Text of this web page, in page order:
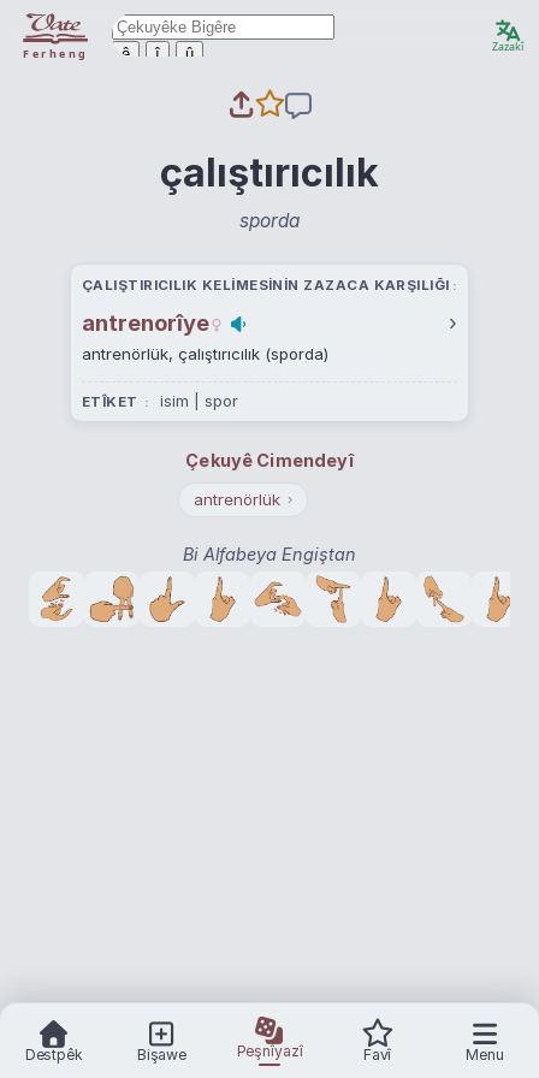
Ferheng ê î û Zazakî
çalıştırıcılık
sporda
ÇALIŞTIRICILIK KELIMESININ ZAZACA KARŞILIĞI
antrenorîye ›
antrenörlük, çalıştırıcılık (sporda)
ETÎKET isim | spor
Çekuyê Cimendeyî
antrenörlük ›
Bi Alfabeya Engiştan
Destpêk Bişawe Peşnîyazî Favî Menu